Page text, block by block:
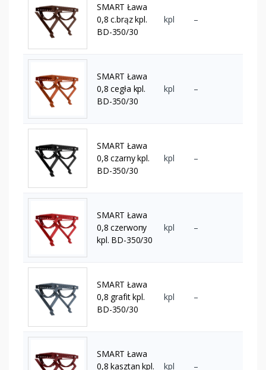
SMART Ława
0,8 c.brąz kpl.
BD-350/30
kpl –
SMART Ława
0,8 cegła kpl.
BD-350/30
kpl –
SMART Ława
0,8 czarny kpl.
BD-350/30
kpl –
SMART Ława
0,8 czerwony
kpl. BD-350/30
kpl –
SMART Ława
0,8 grafit kpl.
BD-350/30
kpl –
SMART Ława
0,8 kasztan kpl.
kpl –